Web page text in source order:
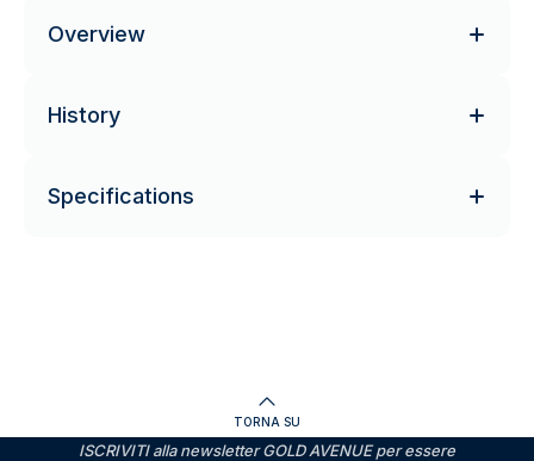
Overview
History
Specifications
TORNA SU
ISCRIVITI alla newsletter GOLD AVENUE per essere